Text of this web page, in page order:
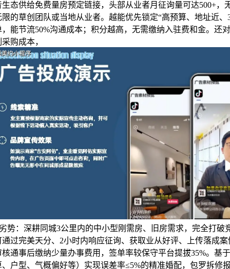
态供给免费量房预定链接，头部从业者月征询量可达500+，
的草创团队或当地从业者。越能优先锁定“高预算、地址近、
能节流50%沟通成本；积分越高，无需缴纳入驻费和金。还
购成本，
势：深耕同城3公里内的中小型刚需房、旧房需求，完全打破
过完美天分、2小时内响应征询、获取业从好评、上传落成案
通事后缴纳少量办事费用，签单率较保守平台提拔35%。基
户型、气概偏好等）实现误差率≤5%的精准婚配，包罗拆修